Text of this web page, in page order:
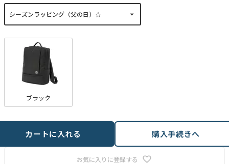
(
必
ブラック
お気に入りに登録する
カートに入れる 購入手続きへ